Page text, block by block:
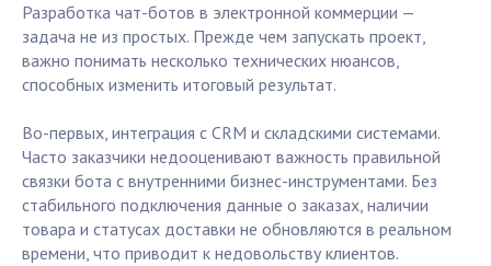
Разработка чат-ботов в электронной коммерции —
задача не из простых. Прежде чем запускать проект,
важно понимать несколько технических нюансов,
способных изменить итоговый результат.
Во-первых, интеграция с CRM и складскими системами.
Часто заказчики недооценивают важность правильной
связки бота с внутренними бизнес-инструментами. Без
стабильного подключения данные о заказах, наличии
товара и статусах доставки не обновляются в реальном
времени, что приводит к недовольству клиентов.